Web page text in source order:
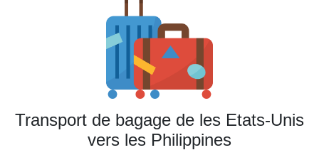
Transport de bagage de les Etats-Unis
vers les Philippines